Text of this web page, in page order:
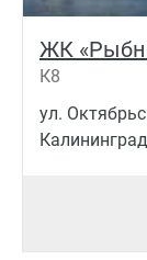
ЖК
К8
ул.